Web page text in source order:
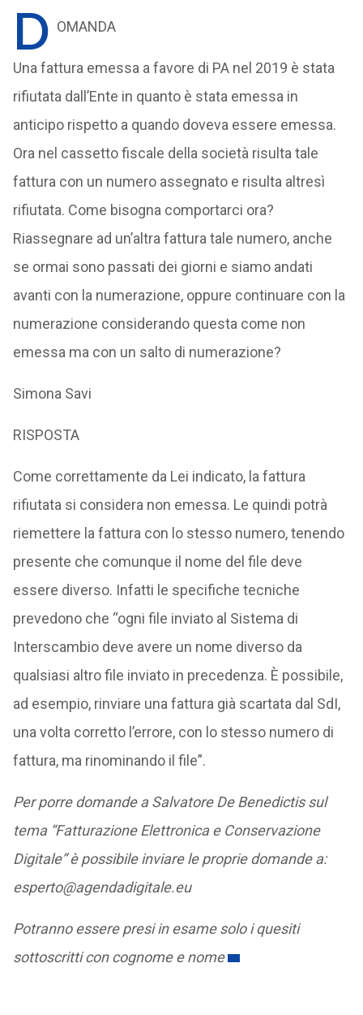
D OMANDA
Una fattura emessa a favore di PA nel 2019 è stata
rifiutata dall’Ente in quanto è stata emessa in
anticipo rispetto a quando doveva essere emessa.
Ora nel cassetto fiscale della società risulta tale
fattura con un numero assegnato e risulta altresì
rifiutata. Come bisogna comportarci ora?
Riassegnare ad un’altra fattura tale numero, anche
se ormai sono passati dei giorni e siamo andati
avanti con la numerazione, oppure continuare con la
numerazione considerando questa come non
emessa ma con un salto di numerazione?
Simona Savi
RISPOSTA
Come correttamente da Lei indicato, la fattura
rifiutata si considera non emessa. Le quindi potrà
riemettere la fattura con lo stesso numero, tenendo
presente che comunque il nome del file deve
essere diverso. Infatti le specifiche tecniche
prevedono che “ogni file inviato al Sistema di
Interscambio deve avere un nome diverso da
qualsiasi altro file inviato in precedenza. È possibile,
ad esempio, rinviare una fattura già scartata dal SdI,
una volta corretto l’errore, con lo stesso numero di
fattura, ma rinominando il file”.
Per porre domande a Salvatore De Benedictis sul
tema “Fatturazione Elettronica e Conservazione
Digitale” è possibile inviare le proprie domande a:
esperto@agendadigitale.eu
Potranno essere presi in esame solo i quesiti
sottoscritti con cognome e nome